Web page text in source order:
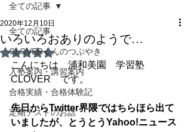
全ての記事
CLOVERくんのつぶやき
入塾案内・講習案内
合格実績・合格体験記
定期テストのお話
全ての記事
いろいろおありのようで…
2020年12月10日
5つ星のうちNaNと評価されています。
こんにちは　浦和美園　学習塾
CLOVER　です。
先日からTwitter界隈ではちらほら出て
いましたが、とうとうYahoo!ニュース